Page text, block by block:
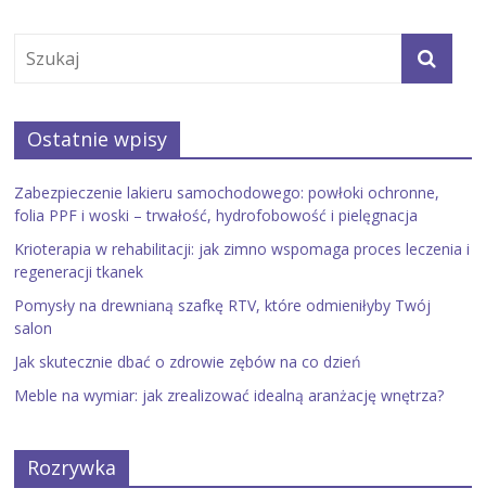
Ostatnie wpisy
Zabezpieczenie lakieru samochodowego: powłoki ochronne,
folia PPF i woski – trwałość, hydrofobowość i pielęgnacja
Krioterapia w rehabilitacji: jak zimno wspomaga proces leczenia i
regeneracji tkanek
Pomysły na drewnianą szafkę RTV, które odmieniłyby Twój
salon
Jak skutecznie dbać o zdrowie zębów na co dzień
Meble na wymiar: jak zrealizować idealną aranżację wnętrza?
Rozrywka